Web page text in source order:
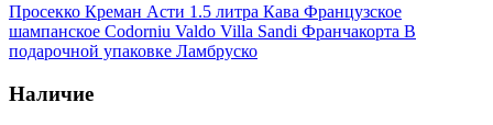
Просекко Креман Асти 1.5 литра Кава Французское
шампанское Codorniu Valdo Villa Sandi Франчакорта В
подарочной упаковке Ламбруско
Наличие